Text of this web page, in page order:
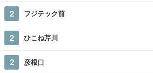
2 フジテック前
2 ひこね芹川
2 彦根口